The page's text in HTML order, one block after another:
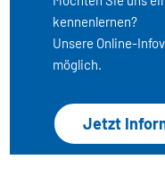
kennenlernen?
Unsere Online-
möglich.
Jetzt